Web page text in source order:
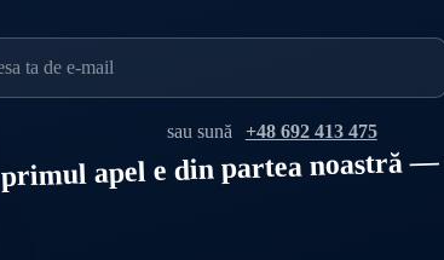
sau sună +48 692 413 475
primul apel e din partea noastră —